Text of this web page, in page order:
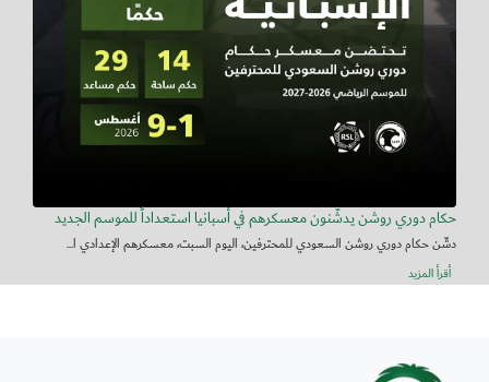
حكام دوري روشن يدشّنون معسكرهم في أسبانيا استعداداً للموسم الجديد
دشّن حكام دوري روشن السعودي للمحترفين، اليوم السبت، معسكرهم الإعدادي ا...
أقرأ المزيد